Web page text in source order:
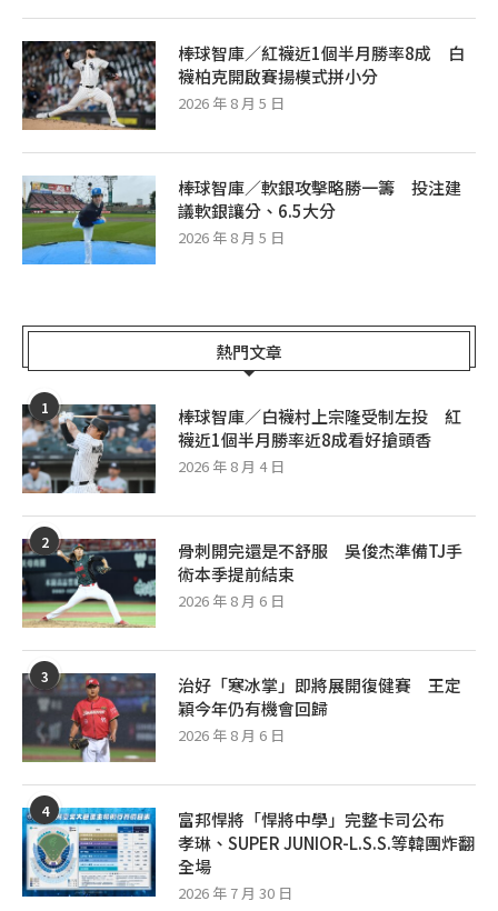
棒球智庫／紅襪近1個半月勝率8成 白
襪柏克開啟賽揚模式拼小分
2026 年 8 月 5 日
棒球智庫／軟銀攻擊略勝一籌 投注建
議軟銀讓分、6.5大分
2026 年 8 月 5 日
熱門文章
1
棒球智庫／白襪村上宗隆受制左投 紅
襪近1個半月勝率近8成看好搶頭香
2026 年 8 月 4 日
2
骨刺開完還是不舒服 吳俊杰準備TJ手
術本季提前結束
2026 年 8 月 6 日
3
治好「寒冰掌」即將展開復健賽 王定
穎今年仍有機會回歸
2026 年 8 月 6 日
4
富邦悍將「悍將中學」完整卡司公布
孝琳、SUPER JUNIOR-L.S.S.等韓團炸翻
全場
2026 年 7 月 30 日